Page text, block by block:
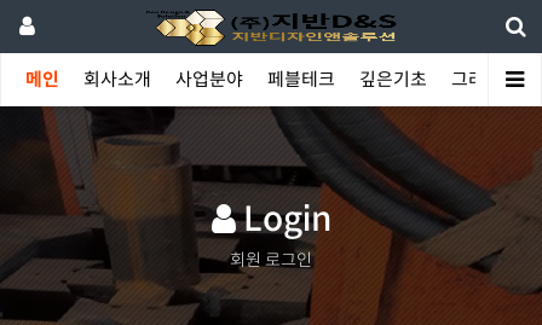
메인 회사소개 사업분야 페블테크 깊은기초 그라우팅
Login
회원 로그인